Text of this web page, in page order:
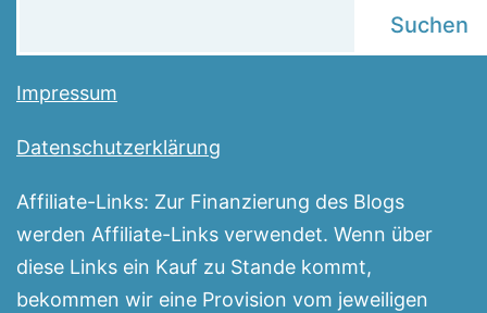
Suchen
Impressum
Datenschutzerklärung
Affiliate-Links: Zur Finanzierung des Blogs
werden Affiliate-Links verwendet. Wenn über
diese Links ein Kauf zu Stande kommt,
bekommen wir eine Provision vom jeweiligen